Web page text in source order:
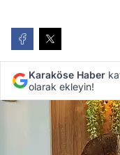
Karaköse Haber
olarak ekleyin!